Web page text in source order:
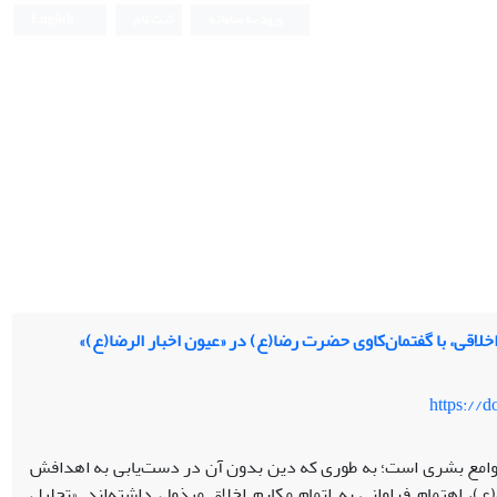
با گفتمان‌کاوی حضرت رضا(ع) در «عیون اخبار الرضا(ع)»
https://
بشری است؛ به طوری که دین بدون آن در دست‌یابی به اهدافش